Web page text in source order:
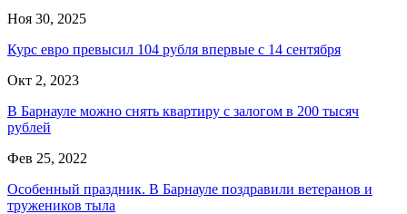
Ноя 30, 2025
Курс евро превысил 104 рубля впервые с 14 сентября
Окт 2, 2023
В Барнауле можно снять квартиру с залогом в 200 тысяч
рублей
Фев 25, 2022
Особенный праздник. В Барнауле поздравили ветеранов и
тружеников тыла